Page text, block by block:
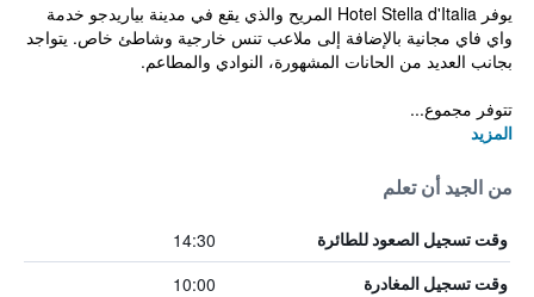
يوفر Hotel Stella d'Italia المريح والذي يقع في مدينة بياريدجو خدمة
واي فاي مجانية بالإضافة إلى ملاعب تنس خارجية وشاطئ خاص. يتواجد
بجانب العديد من الحانات المشهورة، النوادي والمطاعم.
تتوفر مجموع...
المزيد
من الجيد أن تعلم
وقت تسجيل الصعود للطائرة 14:30
وقت تسجيل المغادرة 10:00